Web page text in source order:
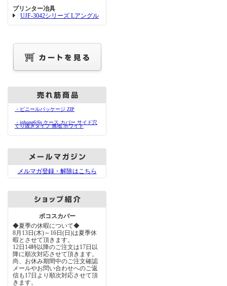
プリンター冶具
UJF-3042シリーズ Lアングル
・ビニールパッケージ ZIP
・iphone6/6s ケース カバー サイド穴
くり抜きタイプ 無地 ホワイト
メルマガ登録・解除はこちら
ボコスカバー
◆夏季の休暇について◆
8月13日(木)～16日(日)は夏季休
暇とさせて頂きます。
12日14時以降のご注文は17日以
降に順次対応させて頂きます。
尚、お休み期間中のご注文確認
メールやお問い合わせへのご返
信も17日より順次対応させて頂
きます。